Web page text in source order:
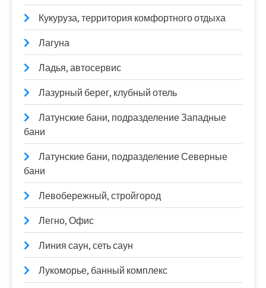
Кукуруза, территория комфортного отдыха
Лагуна
Ладья, автосервис
Лазурный берег, клубный отель
Латунские бани, подразделение Западные
бани
Латунские бани, подразделение Северные
бани
Левобережный, стройгород
Легно, Офис
Линия саун, сеть саун
Лукоморье, банный комплекс